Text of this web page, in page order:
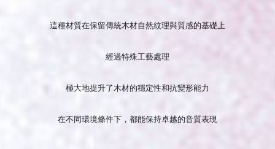
這種材質在保留傳統木材自然紋理與質感的基礎上
經過特殊工藝處理
極大地提升了木材的穩定性和抗變形能力
在不同環境條件下，都能保持卓越的音質表現